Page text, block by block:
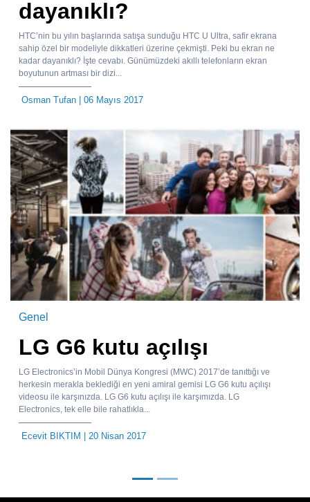
dayanıklı?
HTC’nin bu yılın başlarında satışa sunduğu HTC U Ultra, safir ekrana
sahip özel bir modeliyle dikkatleri üzerine çekmişti. Peki bu ekran ne
kadar dayanıklı? İşte cevabı. Günümüzdeki akıllı telefonların ekran
boyutunun artması bir dizi...
Osman Tufan | 06 Mayıs 2017
Genel
LG G6 kutu açılışı
LG Electronics’in Mobil Dünya Kongresi (MWC) 2017’de tanıttığı ve
herkesin merakla beklediği en yeni amiral gemisi LG G6 kutu açılışı
videosu ile karşınızda. LG G6 kutu açılışı ile karşımızda. LG
Electronics, tek elle bile rahatlıkla...
Ecevit BIKTIM | 20 Nisan 2017